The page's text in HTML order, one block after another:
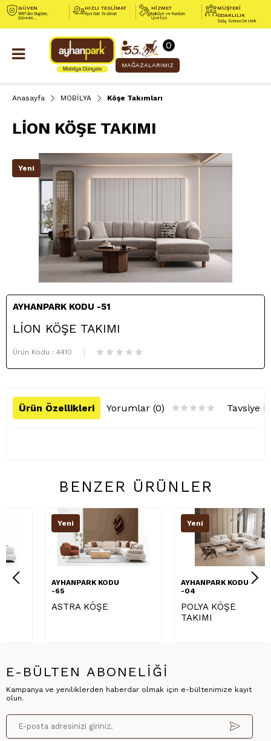
GÜVEN
1991’den Bugüne,
Güvenle...
HIZLI TESLİMAT
Aynı Gün Teslimat
HİZMET
Nakliye ve Kurulum
Ücretsiz
MÜŞTERİ
ODAKLILIK
Satış Sonrası Destek
0
MAĞAZALARIMIZ
Anasayfa MOBİLYA Köşe Takımları
LİON KÖŞE TAKIMI
Yeni
AYHANPARK KODU -51
LİON KÖŞE TAKIMI
Ürün Kodu : 4410
Ürün Özellikleri Yorumlar (0) Tavsiye
BENZER ÜRÜNLER
AYHANPARK KODU
ASTRA KÖŞE
AYHANPARK KODU
POLYA KÖŞE
TAKIMI
E-BÜLTEN ABONELİĞİ
Kampanya ve yeniliklerden haberdar olmak için e-bültenimize kayıt
olun.